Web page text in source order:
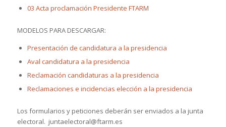
03 Acta proclamación Presidente FTARM
MODELOS PARA DESCARGAR:
Presentación de candidatura a la presidencia
Aval candidatura a la presidencia
Reclamación candidaturas a la presidencia
Reclamaciones e incidencias elección a la presidencia
Los formularios y peticiones deberán ser enviados a la junta
electoral. juntaelectoral@ftarm.es